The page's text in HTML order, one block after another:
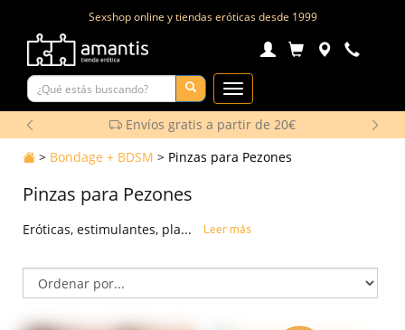
Sexshop online y tiendas eróticas desde 1999
Toggle
Navigation
Envíos gratis a partir de 20€
> Bondage + BDSM > Pinzas para Pezones
Pinzas para Pezones
Eróticas, estimulantes, pla... Leer más